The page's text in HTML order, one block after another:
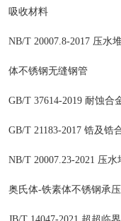
吸收材料
NB/T 20007.8-2017 压水
体不锈钢无缝钢管
GB/T 37614-2019 耐蚀合
GB/T 21183-2017 锆及锆
NB/T 20007.23-2021 压
奥氏体-铁素体不锈钢承